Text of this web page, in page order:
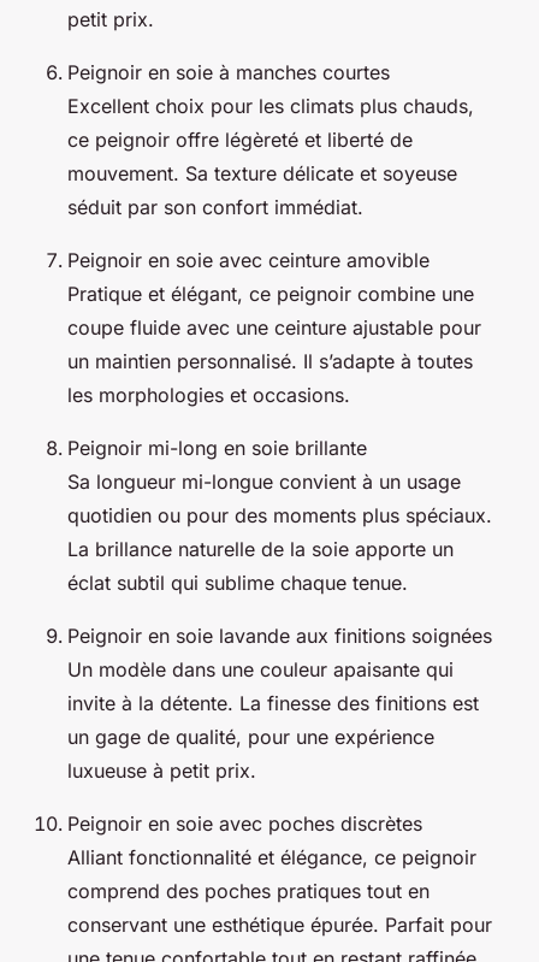
petit prix.
Peignoir en soie à manches courtes
Excellent choix pour les climats plus chauds,
ce peignoir offre légèreté et liberté de
mouvement. Sa texture délicate et soyeuse
séduit par son confort immédiat.
Peignoir en soie avec ceinture amovible
Pratique et élégant, ce peignoir combine une
coupe fluide avec une ceinture ajustable pour
un maintien personnalisé. Il s’adapte à toutes
les morphologies et occasions.
Peignoir mi-long en soie brillante
Sa longueur mi-longue convient à un usage
quotidien ou pour des moments plus spéciaux.
La brillance naturelle de la soie apporte un
éclat subtil qui sublime chaque tenue.
Peignoir en soie lavande aux finitions soignées
Un modèle dans une couleur apaisante qui
invite à la détente. La finesse des finitions est
un gage de qualité, pour une expérience
luxueuse à petit prix.
Peignoir en soie avec poches discrètes
Alliant fonctionnalité et élégance, ce peignoir
comprend des poches pratiques tout en
conservant une esthétique épurée. Parfait pour